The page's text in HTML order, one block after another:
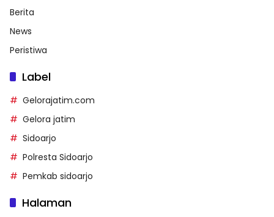
Berita
News
Peristiwa
Label
Gelorajatim.com
Gelora jatim
Sidoarjo
Polresta Sidoarjo
Pemkab sidoarjo
Halaman